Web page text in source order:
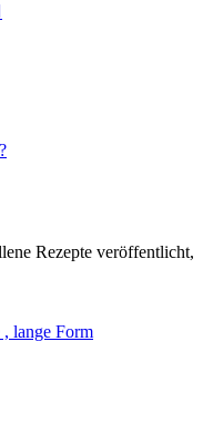
Rezepte veröffentlicht,
lange Form